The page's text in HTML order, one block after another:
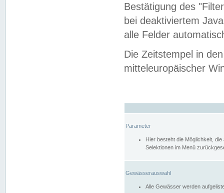
Bestätigung des
bei deaktiviertem
alle Felder
Die Zeitstempel in
mitteleuropäischer
Parameter
Hier besteht die Möglichkeit,
Selektionen im Menü
Gewässerauswahl
Alle Gewässer werden